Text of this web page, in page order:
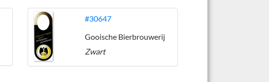
#30647
Gooische Bierbrouwerij
Zwart